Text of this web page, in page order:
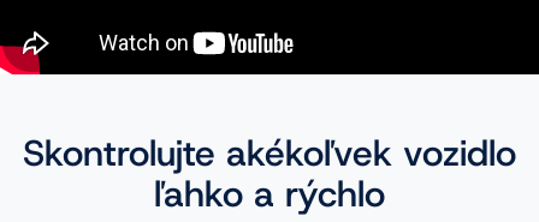
Skontrolujte akékoľvek vozidlo
ľahko a rýchlo